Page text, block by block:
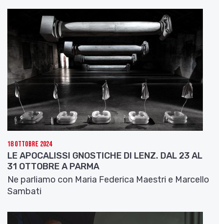
18 Ottobre 2024
LE APOCALISSI GNOSTICHE DI LENZ. DAL 23 AL
31 OTTOBRE A PARMA
Ne parliamo con Maria Federica Maestri e Marcello
Sambati